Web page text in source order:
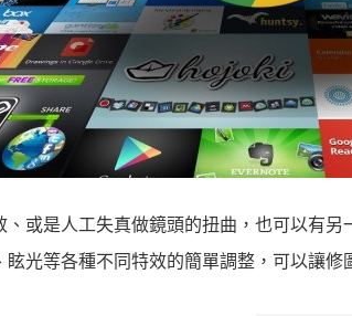
或是人工失真做鏡頭的扭曲，也可以有另
光等各種不同特效的簡單調整，可以讓修